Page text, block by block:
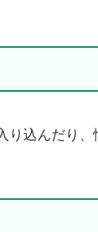
込んだり、